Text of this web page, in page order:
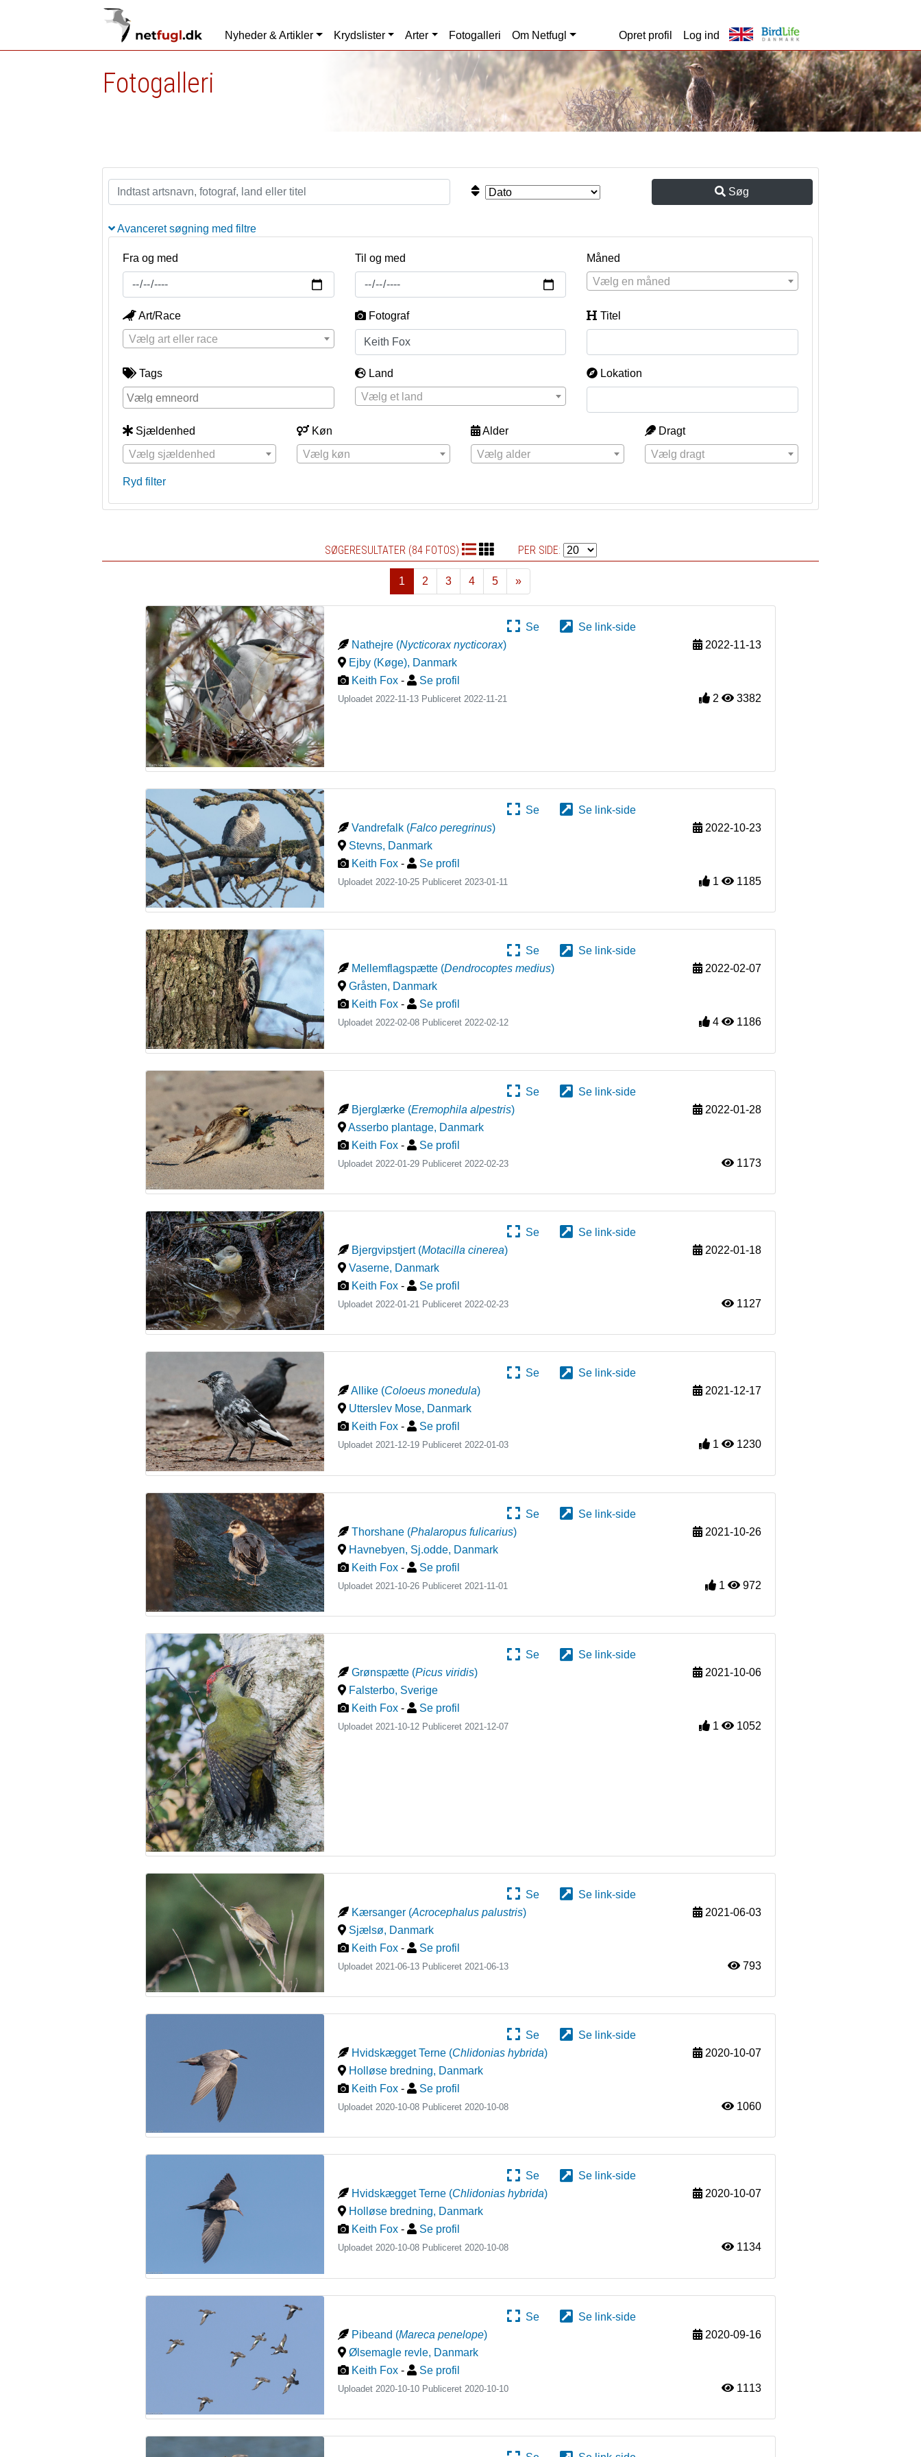
Nyheder & Artikler Krydslister Arter Fotogalleri Om Netfugl Opret profil Log ind
Fotogalleri
Søg
Avanceret søgning med filtre
Fra og med Til og med
Måned
Vælg en måned
Art/Race
Vælg art eller race
Fotograf Titel
Tags
Land
Vælg et land
Lokation
Sjældenhed
Vælg sjældenhed
Køn
Vælg køn
Alder
Vælg alder
Dragt
Vælg dragt
Ryd filter
SØGERESULTATER (84 FOTOS) PER SIDE:
1 2 3 4 5
»
Næste
Se
Se link-side
Nathejre (Nycticorax nycticorax)
2022-11-13
Ejby (Køge), Danmark
Keith Fox - Se profil
Uploadet 2022-11-13 Publiceret2022-11-21 2 3382
Se
Se link-side
Vandrefalk (Falco peregrinus)
2022-10-23
Stevns, Danmark
Keith Fox - Se profil
Uploadet 2022-10-25 Publiceret 2023-01-11 1 1185
Se
Se link-side
Mellemflagspætte (Dendrocoptes medius)
2022-02-07
Gråsten, Danmark
Keith Fox - Se profil
Uploadet 2022-02-08 Publiceret2022-02-12 4 1186
Se
Se link-side
Bjerglærke (Eremophila alpestris)
2022-01-28
Asserbo plantage, Danmark
Keith Fox - Se profil
Uploadet 2022-01-29 Publiceret 2022-02-23 1173
Se
Se link-side
Bjergvipstjert (Motacilla cinerea)
2022-01-18
Vaserne, Danmark
Keith Fox - Se profil
Uploadet 2022-01-21 Publiceret2022-02-23 1127
Se
Se link-side
Allike (Coloeus monedula)
2021-12-17
Utterslev Mose, Danmark
Keith Fox - Se profil
Uploadet 2021-12-19 Publiceret2022-01-03 1 1230
Se
Se link-side
Thorshane (Phalaropus fulicarius)
2021-10-26
Havnebyen, Sj.odde, Danmark
Keith Fox - Se profil
Uploadet 2021-10-26 Publiceret 2021-11-01 1 972
Se
Se link-side
Grønspætte (Picus viridis)
2021-10-06
Falsterbo, Sverige
Keith Fox - Se profil
Uploadet 2021-10-12 Publiceret2021-12-07 1 1052
Se
Se link-side
Kærsanger (Acrocephalus palustris)
2021-06-03
Sjælsø, Danmark
Keith Fox - Se profil
Uploadet 2021-06-13 Publiceret 2021-06-13 793
Se
Se link-side
Hvidskægget Terne (Chlidonias hybrida)
2020-10-07
Holløse bredning, Danmark
Keith Fox - Se profil
Uploadet 2020-10-08 Publiceret2020-10-08 1060
Se
Se link-side
Hvidskægget Terne (Chlidonias hybrida)
2020-10-07
Holløse bredning, Danmark
Keith Fox - Se profil
Uploadet 2020-10-08 Publiceret2020-10-08 1134
Se
Se link-side
Pibeand (Mareca penelope)
2020-09-16
Ølsemagle revle, Danmark
Keith Fox - Se profil
Uploadet 2020-10-10 Publiceret 2020-10-10 1113